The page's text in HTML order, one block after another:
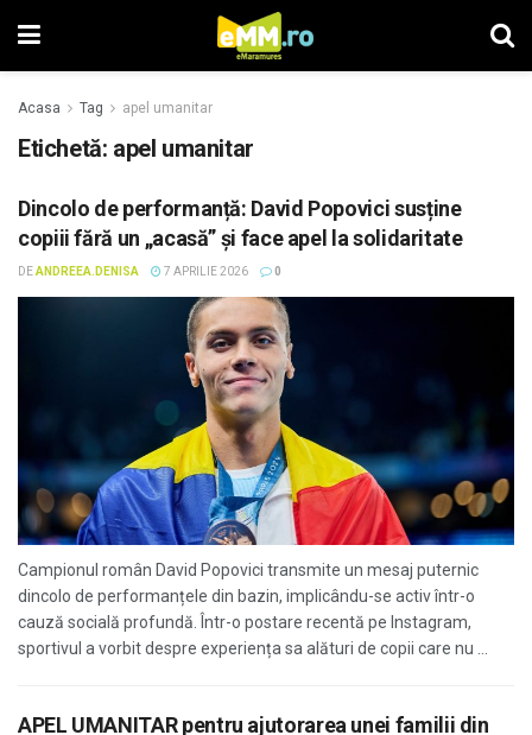
Acasa Tag apel umanitar
Etichetă: apel umanitar
Dincolo de performanță: David Popovici susține
copiii fără un „acasă” și face apel la solidaritate
DEANDREEA.DENISA 7 APRILIE 2026 0
Campionul român David Popovici transmite un mesaj puternic
dincolo de performanțele din bazin, implicându-se activ într-o
cauză socială profundă. Într-o postare recentă pe Instagram,
sportivul a vorbit despre experiența sa alături de copii care nu ...
APEL UMANITAR pentru ajutorarea unei familii din